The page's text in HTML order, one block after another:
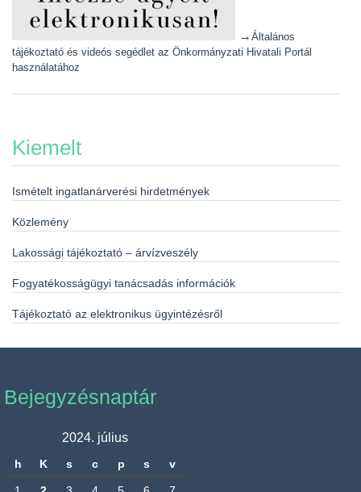
→ Általános
tájékoztató és videós segédlet az Önkormányzati Hivatali Portál
használatához
Kiemelt
Ismételt ingatlanárverési hirdetmények
Közlemény
Lakossági tájékoztató – árvízveszély
Fogyatékosságügyi tanácsadás információk
Tájékoztató az elektronikus ügyintézésről
Bejegyzésnaptár
2024. július
h K s c p s v